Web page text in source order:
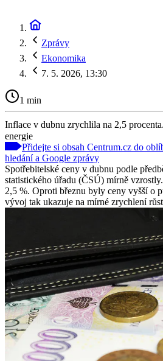
Zprávy
Ekonomika
7. 5. 2026, 13:30
1 min
Inflace v dubnu zrychlila na 2,5
energie
Přidejte si obsah Centrum.cz do
hledání a Google zprávy
Spotřebitelské ceny v dubnu podle
statistického úřadu (ČSÚ) mírně
2,5 %. Oproti březnu byly ceny vyšší o
vývoj tak ukazuje na mírné zrychlení